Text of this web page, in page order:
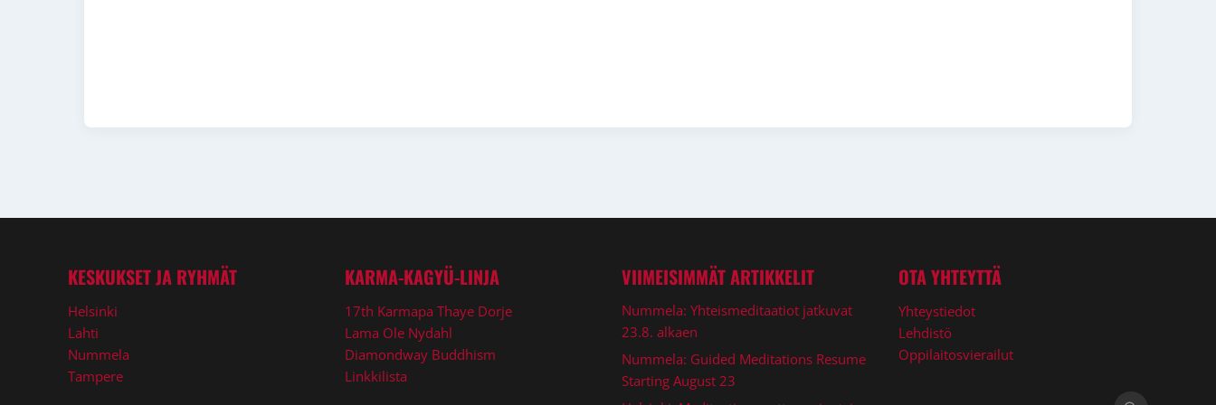
KESKUKSET JA RYHMÄT
Helsinki
Lahti
Nummela
Tampere
KARMA-KAGYÜ-LINJA
17th Karmapa Thaye Dorje
Lama Ole Nydahl
Diamondway Buddhism
Linkkilista
VIIMEISIMMÄT ARTIKKELIT
Nummela: Yhteismeditaatiot jatkuvat
23.8. alkaen
Nummela: Guided Meditations Resume
Starting August 23
OTA YHTEYTTÄ
Yhteystiedot
Lehdistö
Oppilaitosvierailut